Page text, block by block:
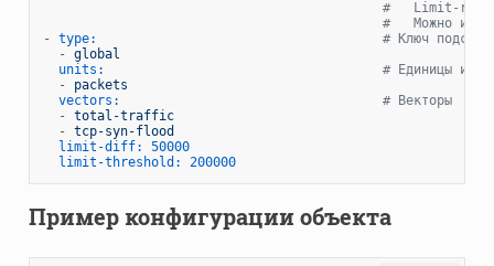
#   Limit-reldiff
#   Можно
- type:
# Ключ
- global
units:
# Единицы
-
packets
vectors:
# Векторы
- total-traffic
- tcp-syn-flood
limit-diff:
50000
limit-threshold:
200000
Пример конфигурации объекта